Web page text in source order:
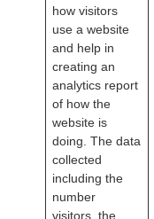
how visitors
use a website
and help in
creating an
analytics report
of how the
website is
doing. The data
collected
including the
number
visitors, the